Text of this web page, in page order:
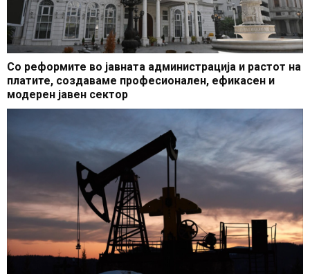
Со реформите во јавната администрација и растот на
платите, создаваме професионален, ефикасен и
модерен јавен сектор